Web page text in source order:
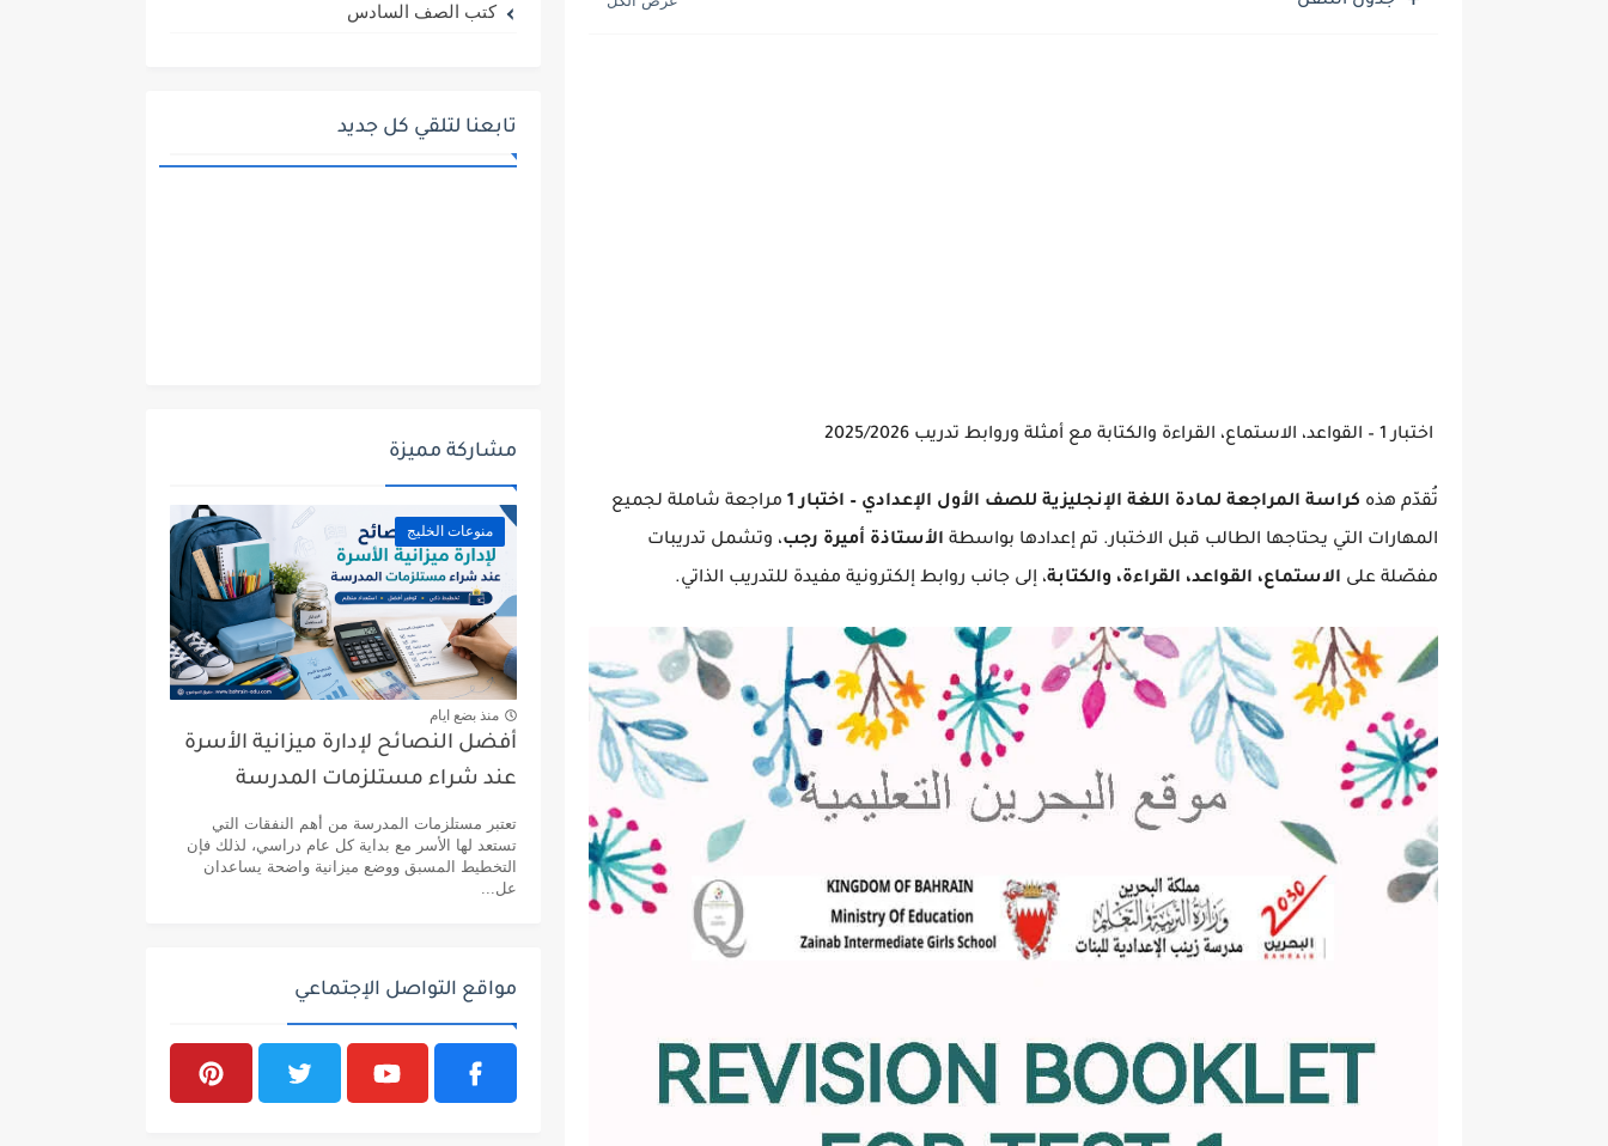
اختبار 1 – القواعد، الاستماع، القراءة والكتابة مع أمثلة وروابط تدريب 2025/2026
تُقدّم هذه كراسة المراجعة لمادة اللغة الإنجليزية للصف الأول الإعدادي – اختبار 1
مراجعة شاملة لجميع
المهارات التي يحتاجها الطالب قبل الاختبار. تم إعدادها بواسطة الأستاذة أميرة رجب، وتشمل تدريبات
مفصّلة على الاستماع، القواعد، القراءة، والكتابة، إلى جانب روابط إلكترونية مفيدة للتدريب الذاتي.
كتب الصف السادس
تابعنا لتلقي كل جديد
مشاركة مميزة
منوعات الخليج
منذ بضع ايام
أفضل النصائح لإدارة ميزانية الأسرة
عند شراء مستلزمات المدرسة
تعتبر مستلزمات المدرسة من أهم النفقات التي
تستعد لها الأسر مع بداية كل عام دراسي، لذلك فإن
التخطيط المسبق ووضع ميزانية واضحة يساعدان
عل...
مواقع التواصل الإجتماعي